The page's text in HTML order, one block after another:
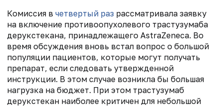
Комиссия в четвертый раз рассматривала заявку
на включение противоопухолевого трастузумаба
дерукстекана, принадлежащего AstraZeneca. Во
время обсуждения вновь встал вопрос о большой
популяции пациентов, которые могут получать
препарат, если следовать утвержденной
инструкции. В этом случае возникла бы большая
нагрузка на бюджет. При этом трастузумаб
дерукстекан наиболее критичен для небольшой